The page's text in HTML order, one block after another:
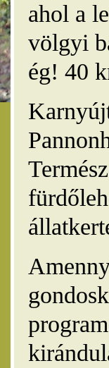
ahol a
völgyi
ég! 40